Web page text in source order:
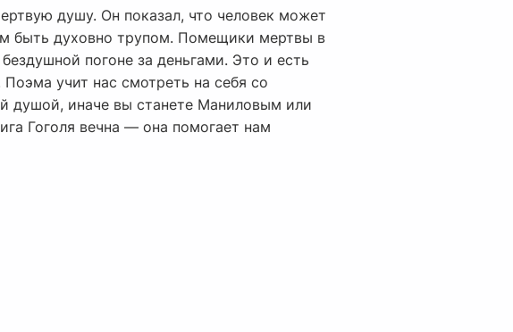
душу. Он показал, что человек может
быть духовно трупом. Помещики мертвы в
погоне за деньгами. Это и есть
учит нас смотреть на себя со
душой, иначе вы станете Маниловым или
Гоголя вечна — она помогает нам